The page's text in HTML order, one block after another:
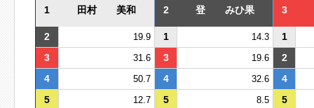
1 田村 美和 2 登 みひ果 3
2 19.9 1 14.3
1
3
31.6 3 19.6
2
4
50.7 4 32.6
4
5
12.7 5 8.5
5